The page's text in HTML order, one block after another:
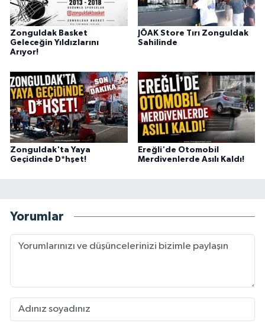
Zonguldak Basket
Geleceğin Yıldızlarını
Arıyor!
JÖAK Store Tırı Zonguldak
Sahilinde
Zonguldak'ta Yaya
Geçidinde D*hşet!
Ereğli'de Otomobil
Merdivenlerde Asılı Kaldı!
Yorumlar